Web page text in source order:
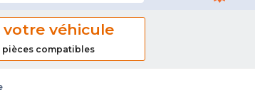
véhicule
pièces compatibles